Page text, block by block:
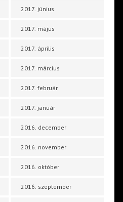
2017. június
2017. május
2017. április
2017. március
2017. február
2017. január
2016. december
2016. november
2016. október
2016. szeptember